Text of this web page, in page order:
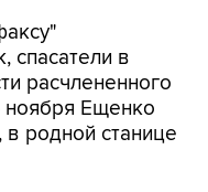
спасатели в
расчлененного
ноября Ещенко
родной станице